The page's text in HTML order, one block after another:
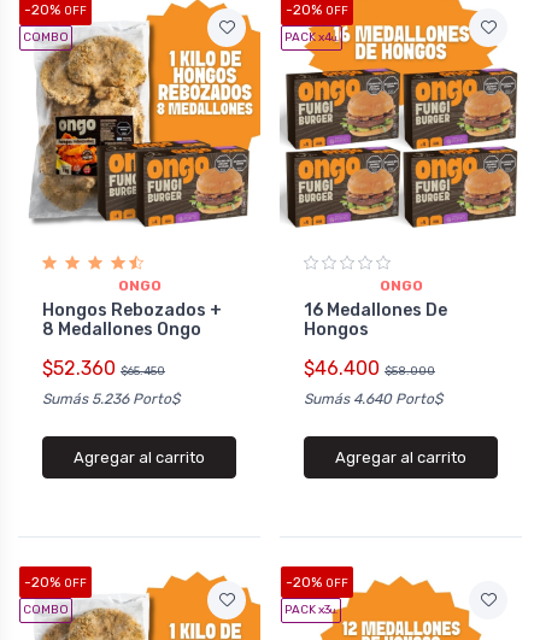
-20% OFF
COMBO
ONGO
Hongos Rebozados +
8 Medallones Ongo
$52.360 $65.450
Sumás 5.236 Porto$
Agregar al carrito
-20% OFF
PACK x4u.
ONGO
16 Medallones De
Hongos
$46.400 $58.000
Sumás 4.640 Porto$
Agregar al carrito
-20% OFF
COMBO
-20% OFF
PACK x3u.